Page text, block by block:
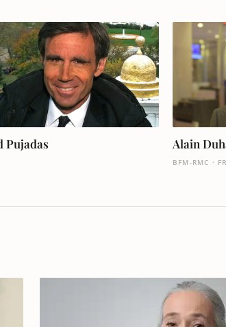
Pujadas Alain
BFM-RMC ·